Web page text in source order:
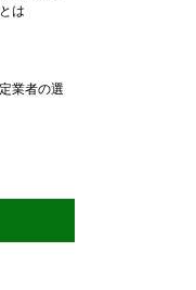
は
業者の選